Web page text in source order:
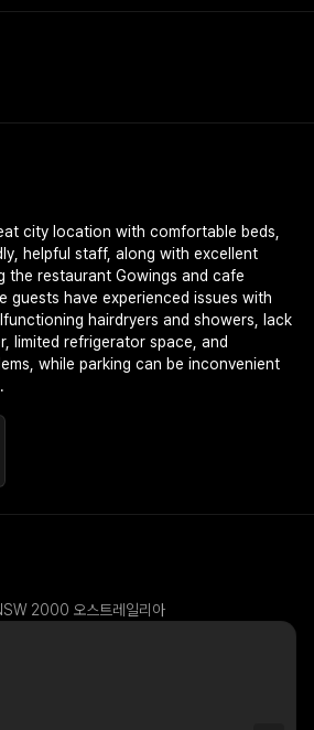
city location with comfortable beds,
helpful staff, along with excellent
the restaurant Gowings and cafe
guests have experienced issues with
hairdryers and showers, lack
limited refrigerator space, and
while parking can be inconvenient
2000 오스트레일리아